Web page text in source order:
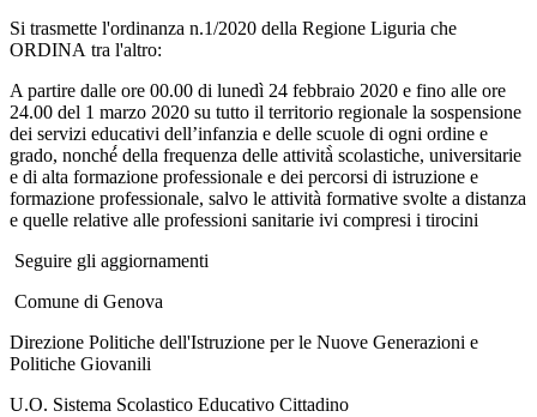
Si trasmette l'ordinanza n.1/2020 della Regione Liguria che
ORDINA tra l'altro:
A partire dalle ore 00.00 di lunedì 24 febbraio 2020 e fino alle ore
24.00 del 1 marzo 2020 su tutto il territorio regionale la sospensione
dei servizi educativi dell’infanzia e delle scuole di ogni ordine e
grado, nonché́ della frequenza delle attività̀ scolastiche, universitarie
e di alta formazione professionale e dei percorsi di istruzione e
formazione professionale, salvo le attività formative svolte a distanza
e quelle relative alle professioni sanitarie ivi compresi i tirocini
Seguire gli aggiornamenti
Comune di Genova
Direzione Politiche dell'Istruzione per le Nuove Generazioni e
Politiche Giovanili
U.O. Sistema Scolastico Educativo Cittadino